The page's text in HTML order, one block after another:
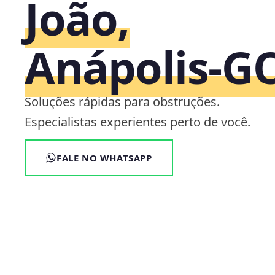
João,
Soluções rápidas para obstruções.
Especialistas experientes perto de você.
FALE NO WHATSAPP